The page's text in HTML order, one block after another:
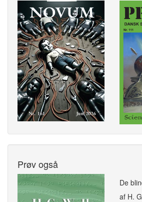
Prøv også
De
af H.